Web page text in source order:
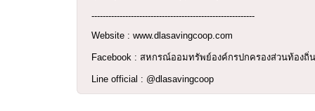
----------------------------------------------------------
Website : www.dlasavingcoop.com
Facebook : สหกรณ์ออมทรัพย์องค์กรปกครองส่วนท้องถิ่
Line official : @dlasavingcoop